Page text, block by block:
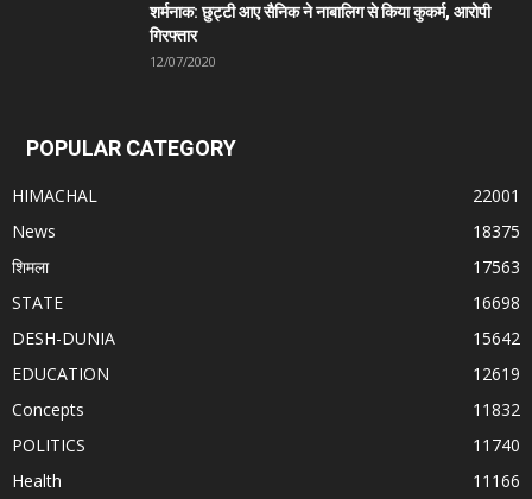
शर्मनाक: छुट्टी आए सैनिक ने नाबालिग से किया कुकर्म, आरोपी
गिरफ्तार
12/07/2020
POPULAR CATEGORY
HIMACHAL
22001
News
18375
शिमला
17563
STATE
16698
DESH-DUNIA
15642
EDUCATION
12619
Concepts
11832
POLITICS
11740
Health
11166